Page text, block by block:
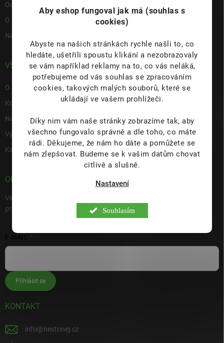
Aby eshop fungoval jak má (souhlas s
cookies)
Abyste na našich stránkách rychle našli to, co
hledáte, ušetřili spoustu klikání a nezobrazovaly
se vám například reklamy na to, co vás neláká,
potřebujeme od vás souhlas se zpracováním
cookies, takových malých souborů, které se
ukládají ve vašem prohlížeči.
Díky nim vám naše stránky zobrazíme tak, aby
všechno fungovalo správně a dle toho, co máte
rádi. Děkujeme, že nám ho dáte a pomůžete se
nám zlepšovat. Budeme se k vašim datům chovat
citlivě a slušně.
Nastavení
Souhlasím
Ochrana osobních údajů
O nás
Napište nám
VŠE O NÁS
O nás
Kontakty
Napište nám
Výdejní místo s prodejnou Hulín
Kariéra
ODEBÍRAT NEWSLETTER
Vložte svůj e-mail a my vám budeme zasílat informace o nových
produktech na našem e-shopu.
Přihlásit se
KONTAKT
info@nestonej.cz